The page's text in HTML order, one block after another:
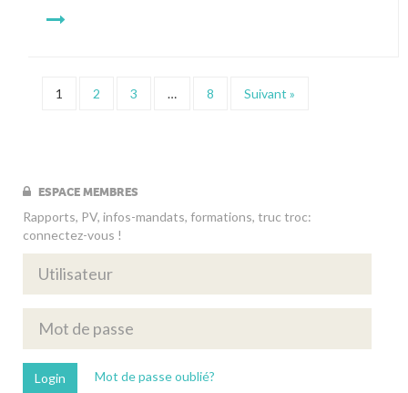
1 2 3 … 8 Suivant »
ESPACE MEMBRES
Rapports, PV, infos-mandats, formations, truc troc:
connectez-vous !
Mot de passe oublié?